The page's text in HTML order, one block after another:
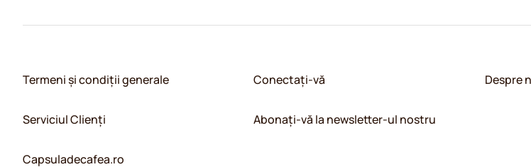
Termeni și condiții generale
Serviciul Clienți
Capsuladecafea.ro
Conectați-vă
Abonați-vă la newsletter-ul nostru
Despre